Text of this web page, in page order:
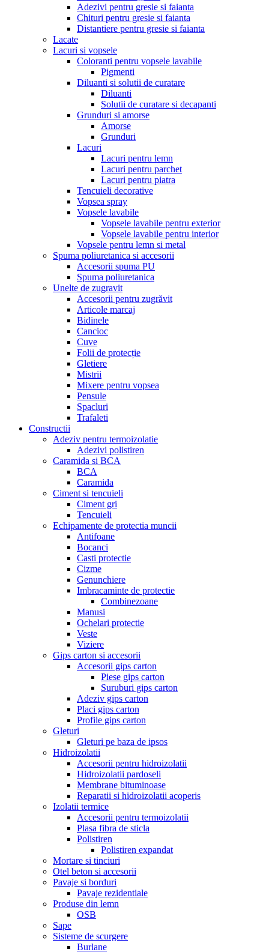
Adezivi pentru gresie si faianta
Chituri pentru gresie si faianta
Distantiere pentru gresie si faianta
Lacate
Lacuri si vopsele
Coloranti pentru vopsele lavabile
Pigmenti
Diluanti si solutii de curatare
Diluanti
Solutii de curatare si decapanti
Grunduri si amorse
Amorse
Grunduri
Lacuri
Lacuri pentru lemn
Lacuri pentru parchet
Lacuri pentru piatra
Tencuieli decorative
Vopsea spray
Vopsele lavabile
Vopsele lavabile pentru exterior
Vopsele lavabile pentru interior
Vopsele pentru lemn si metal
Spuma poliuretanica si accesorii
Accesorii spuma PU
Spuma poliuretanica
Unelte de zugravit
Accesorii pentru zugrăvit
Articole marcaj
Bidinele
Cancioc
Cuve
Folii de protecție
Gletiere
Mistrii
Mixere pentru vopsea
Pensule
Spacluri
Trafaleti
Constructii
Adeziv pentru termoizolatie
Adezivi polistiren
Caramida si BCA
BCA
Caramida
Ciment si tencuieli
Ciment gri
Tencuieli
Echipamente de protectia muncii
Antifoane
Bocanci
Casti protectie
Cizme
Genunchiere
Imbracaminte de protectie
Combinezoane
Manusi
Ochelari protectie
Veste
Viziere
Gips carton si accesorii
Accesorii gips carton
Piese gips carton
Suruburi gips carton
Adeziv gips carton
Placi gips carton
Profile gips carton
Gleturi
Gleturi pe baza de ipsos
Hidroizolatii
Accesorii pentru hidroizolatii
Hidroizolatii pardoseli
Membrane bituminoase
Reparatii si hidroizolatii acoperis
Izolatii termice
Accesorii pentru termoizolatii
Plasa fibra de sticla
Polistiren
Polistiren expandat
Mortare si tinciuri
Otel beton si accesorii
Pavaje si borduri
Pavaje rezidentiale
Produse din lemn
OSB
Sape
Sisteme de scurgere
Burlane